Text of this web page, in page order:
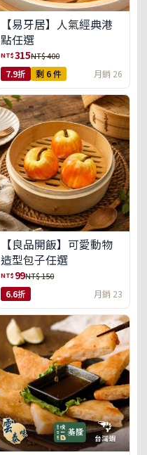
【易牙居】人氣經典港
點任選
NT$315NT$ 400
7.9折 剩 6 件 月銷 26
【良品開飯】可愛動物
造型包子任選
NT$ 99NT$ 150
6.6折 月銷 23